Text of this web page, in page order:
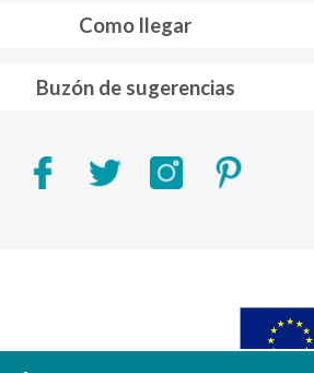
Como llegar
Buzón de sugerencias